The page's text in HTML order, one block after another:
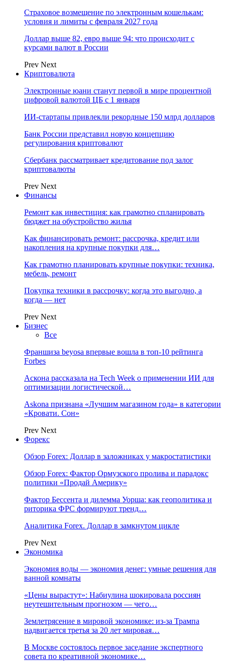
Страховое возмещение по электронным кошелькам:
условия и лимиты с февраля 2027 года
Доллар выше 82, евро выше 94: что происходит с
курсами валют в России
Prev Next
Криптовалюта
Электронные юани станут первой в мире процентной
цифровой валютой ЦБ с 1 января
ИИ-стартапы привлекли рекордные 150 млрд долларов
Банк России представил новую концепцию
регулирования криптовалют
Сбербанк рассматривает кредитование под залог
криптовалюты
Prev Next
Финансы
Ремонт как инвестиция: как грамотно спланировать
бюджет на обустройство жилья
Как финансировать ремонт: рассрочка, кредит или
накопления на крупные покупки для…
Как грамотно планировать крупные покупки: техника,
мебель, ремонт
Покупка техники в рассрочку: когда это выгодно, а
когда — нет
Prev Next
Бизнес
Все
Франшиза beyosa впервые вошла в топ-10 рейтинга
Forbes
Аскона рассказала на Tech Week о применении ИИ для
оптимизации логистической…
Askona признана «Лучшим магазином года» в категории
«Кровати. Сон»
Prev Next
Форекс
Обзор Forex: Доллар в заложниках у макростатистики
Обзор Forex: Фактор Ормузского пролива и парадокс
политики «Продай Америку»
Фактор Бессента и дилемма Уорша: как геополитика и
риторика ФРС формируют тренд…
Аналитика Forex. Доллар в замкнутом цикле
Prev Next
Экономика
Экономия воды — экономия денег: умные решения для
ванной комнаты
«Цены вырастут»: Набиулина шокировала россиян
неутешительным прогнозом — чего…
Землетрясение в мировой экономике: из-за Трампа
надвигается третья за 20 лет мировая…
В Москве состоялось первое заседание экспертного
совета по креативной экономике…